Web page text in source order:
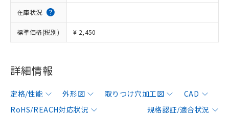
在庫状況
標準価格(税別) ¥ 2,450
詳細情報
定格/性能 外形図 取りつけ穴加工図
CAD
RoHS/REACH対応状況
規格認証/適合状況